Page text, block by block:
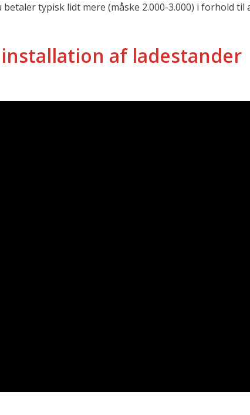
typisk lidt mere (måske 2.000-3.000) i forhold til
af ladestander